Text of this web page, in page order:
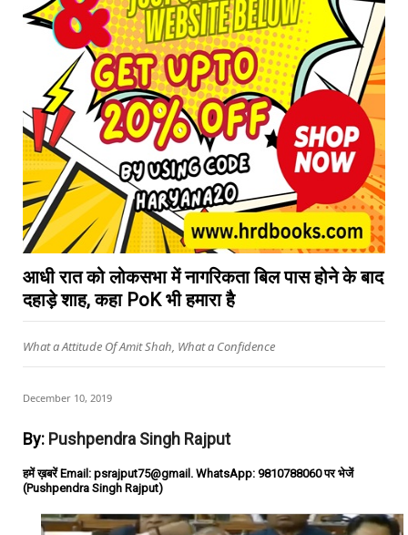
आधी रात को लोकसभा में नागरिकता बिल पास होने के बाद
दहाड़े शाह, कहा PoK भी हमारा है
What a Attitude Of Amit Shah, What a Confidence
December 10, 2019
By: Pushpendra Singh Rajput
हमें ख़बरें Email: psrajput75@gmail. WhatsApp: 9810788060 पर भेजें
(Pushpendra Singh Rajput)